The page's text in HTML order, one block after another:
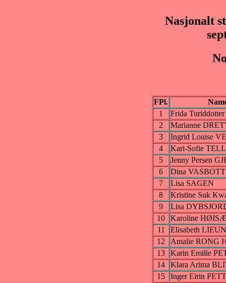
Nasjonalt
FPl.
1
Frida
2
Marianne
3
Ingrid Louise
4
Kari-Sofie
5
Jenny Persen
6
Dina
7
Lisa SAGEN
8
Kristine Suk
9
Lisa
10
Karoline
11
Elisabeth
12
Amalie RONG
13
Karin Emilie
14
Klara Arima
15
Inger Eirin